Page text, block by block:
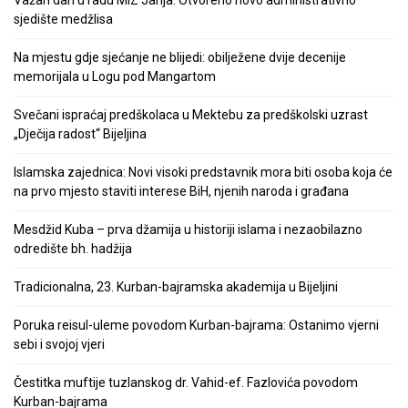
sjedište medžlisa
Na mjestu gdje sjećanje ne blijedi: obilježene dvije decenije
memorijala u Logu pod Mangartom
Svečani ispraćaj predškolaca u Mektebu za predškolski uzrast
„Dječija radost“ Bijeljina
Islamska zajednica: Novi visoki predstavnik mora biti osoba koja će
na prvo mjesto staviti interese BiH, njenih naroda i građana
Mesdžid Kuba – prva džamija u historiji islama i nezaobilazno
odredište bh. hadžija
Tradicionalna, 23. Kurban-bajramska akademija u Bijeljini
Poruka reisul-uleme povodom Kurban-bajrama: Ostanimo vjerni
sebi i svojoj vjeri
Čestitka muftije tuzlanskog dr. Vahid-ef. Fazlovića povodom
Kurban-bajrama